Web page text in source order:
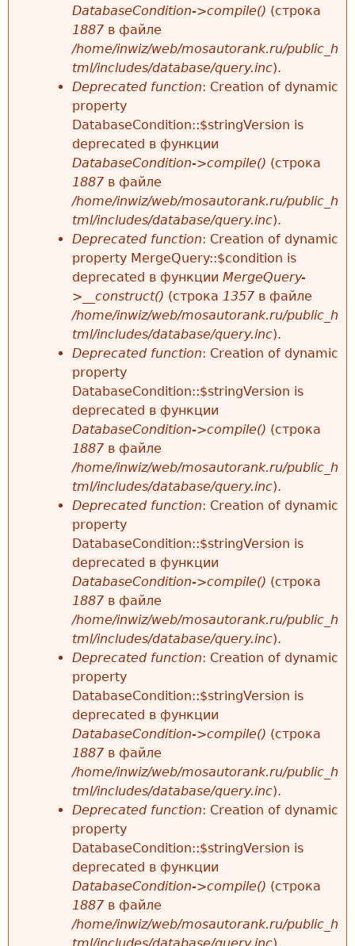
DatabaseCondition->compile() (строка
1887 в файле
/home/inwiz/web/mosautorank.ru/public_h
tml/includes/database/query.inc).
Deprecated function: Creation of dynamic
property
DatabaseCondition::$stringVersion is
deprecated в функции
DatabaseCondition->compile() (строка
1887 в файле
/home/inwiz/web/mosautorank.ru/public_h
tml/includes/database/query.inc).
Deprecated function: Creation of dynamic
property MergeQuery::$condition is
deprecated в функции MergeQuery-
>__construct() (строка 1357 в файле
/home/inwiz/web/mosautorank.ru/public_h
tml/includes/database/query.inc).
Deprecated function: Creation of dynamic
property
DatabaseCondition::$stringVersion is
deprecated в функции
DatabaseCondition->compile() (строка
1887 в файле
/home/inwiz/web/mosautorank.ru/public_h
tml/includes/database/query.inc).
Deprecated function: Creation of dynamic
property
DatabaseCondition::$stringVersion is
deprecated в функции
DatabaseCondition->compile() (строка
1887 в файле
/home/inwiz/web/mosautorank.ru/public_h
tml/includes/database/query.inc).
Deprecated function: Creation of dynamic
property
DatabaseCondition::$stringVersion is
deprecated в функции
DatabaseCondition->compile() (строка
1887 в файле
/home/inwiz/web/mosautorank.ru/public_h
tml/includes/database/query.inc).
Deprecated function: Creation of dynamic
property
DatabaseCondition::$stringVersion is
deprecated в функции
DatabaseCondition->compile() (строка
1887 в файле
/home/inwiz/web/mosautorank.ru/public_h